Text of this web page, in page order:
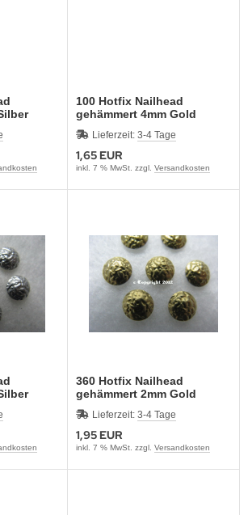
100 Hotfix Nailhead
gehämmert 4mm Gold
Lieferzeit: 3-4 Tage
1,65 EUR
inkl. 7 % MwSt. zzgl. Versandkosten
360 Hotfix Nailhead
gehämmert 2mm Gold
Lieferzeit: 3-4 Tage
1,95 EUR
inkl. 7 % MwSt. zzgl. Versandkosten
und Motive
Applikationen zum
Motive
& Applikationen
Picker Stift